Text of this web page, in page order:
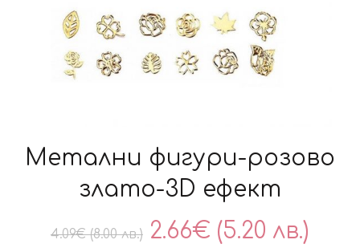
Метални фигури-розово
злато-3D ефект
4.09€ (8.00 лв.) Original
2.66€ (5.20 лв.)